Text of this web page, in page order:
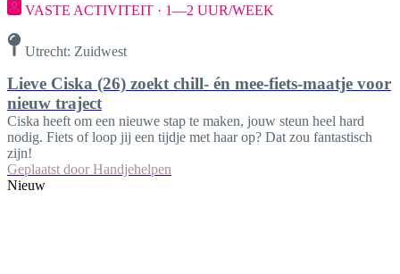
VASTE ACTIVITEIT · 1—2 UUR/WEEK
Utrecht: Zuidwest
Lieve Ciska (26) zoekt chill- én mee-fiets-maatje voor
nieuw traject
Ciska heeft om een nieuwe stap te maken, jouw steun heel hard
nodig. Fiets of loop jij een tijdje met haar op? Dat zou fantastisch
zijn!
Geplaatst door Handjehelpen
Nieuw